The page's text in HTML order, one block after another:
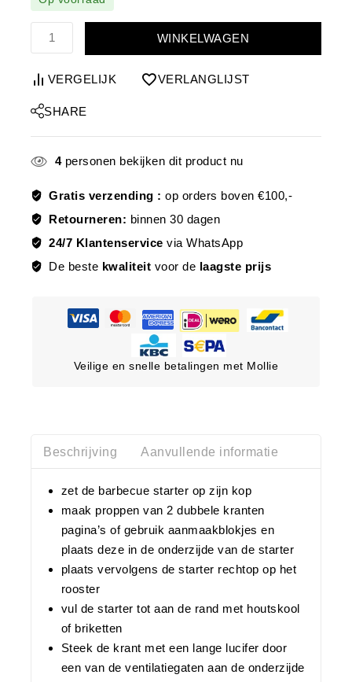
WINKELWAGEN
VERGELIJK VERLANGLIJST
SHARE
4personen bekijken dit product nu
Gratis verzending :op orders boven €100,-
Retourneren: binnen 30 dagen
24/7 Klantenservice via WhatsApp
De beste kwaliteit voor de laagste prijs
Veilige en snelle betalingen met Mollie
Beschrijving Aanvullende informatie
zet de barbecue starter op zijn kop
maak proppen van 2 dubbele kranten
pagina’s of gebruik aanmaakblokjes en
plaats deze in de onderzijde van de starter
plaats vervolgens de starter rechtop op het
rooster
vul de starter tot aan de rand met houtskool
of briketten
Steek de krant met een lange lucifer door
een van de ventilatiegaten aan de onderzijde